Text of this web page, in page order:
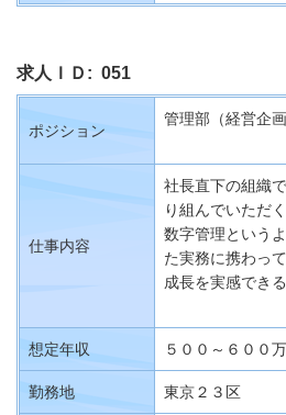
求人ＩＤ: 051
ポジション
管理部（経営企
仕事内容
社長直下の組織で
り組んでいただ
数字管理という
た実務に携わっ
成長を実感でき
想定年収 ５００～６００
勤務地 東京２３区